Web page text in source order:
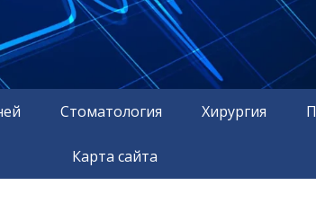
Стоматология Хирургия
Карта сайта